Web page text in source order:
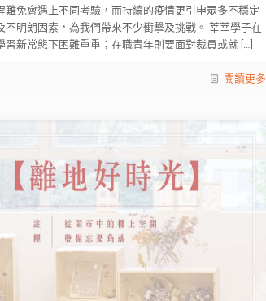
難免會遇上不同考驗，而持續的疫情更引申眾多不穩定
不明朗因素，為我們帶來不少衝擊及挑戰。 莘莘學子在
習新常態下困難重重；在職青年則要面對裁員或就[…]
閱讀更多